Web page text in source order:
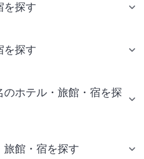
を探す
を探す
ホテル・旅館・宿を探
旅館・宿を探す